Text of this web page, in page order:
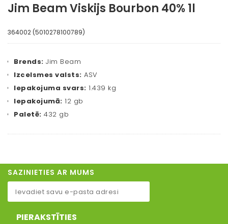
Jim Beam Viskijs Bourbon 40% 1l
364002 (5010278100789)
Brends: Jim Beam
Izcelsmes valsts: ASV
Iepakojuma svars: 1.439 kg
Iepakojumā: 12 gb
Paletē: 432 gb
SAZINIETIES AR MUMS
PIERAKSTĪTIES